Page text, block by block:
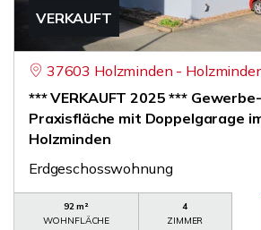
VERKAUFT
37603 Holzminden -
*** VERKAUFT 2025 ***
Praxisfläche mit Doppelgarage
Holzminden
Erdgeschosswohnung
92 m²
WOHNFLÄCHE
4
ZIMMER